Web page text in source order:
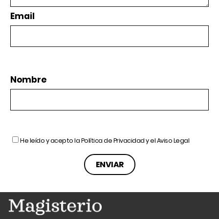
Email
Nombre
He leído y acepto laPolítica de Privacidady elAviso Legal